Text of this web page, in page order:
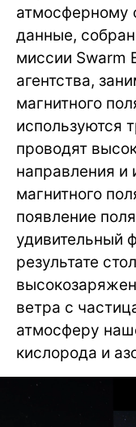
атмосферному
данные,
миссии Swarm
агентства,
магнитного
используются
проводят
направления и
магнитного
появление
удивительный
результате
ветра с
атмосферу
кислорода и